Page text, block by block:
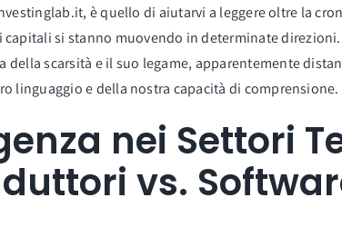
è quello di aiutarvi a leggere oltre la
si stanno muovendo in determinate
della scarsità e il suo legame, apparentemente
linguaggio e della nostra capacità di comprensione.
nei Settori
vs.